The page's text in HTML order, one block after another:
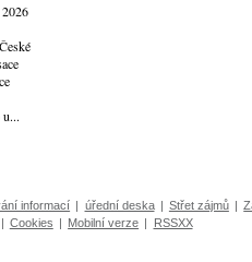
informací | úřední deska | Střet zájmů |
| Cookies | Mobilní verze | RSSXX